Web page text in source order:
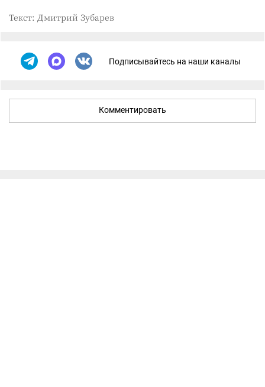
Текст: Дмитрий Зубарев
Подписывайтесь на наши каналы
Комментировать